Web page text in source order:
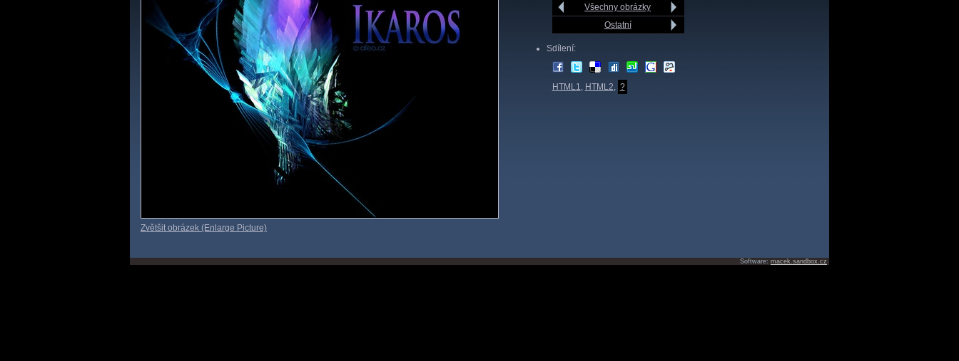
Zvětšit obrázek (Enlarge Picture)
Všechny obrázky
Ostatní
Sdílení:
HTML1 HTML2 ?
Software: macek.sandbox.cz